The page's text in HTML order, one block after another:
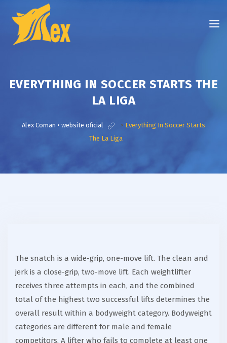
EVERYTHING IN SOCCER STARTS THE
LA LIGA
Alex Coman • website oficial > Everything In Soccer Starts
The La Liga
The snatch is a wide-grip, one-move lift. The clean and
jerk is a close-grip, two-move lift. Each weightlifter
receives three attempts in each, and the combined
total of the highest two successful lifts determines the
overall result within a bodyweight category. Bodyweight
categories are different for male and female
competitors. A lifter who fails to complete at least one